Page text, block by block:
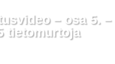
– osa 5. –
tietomurtoja